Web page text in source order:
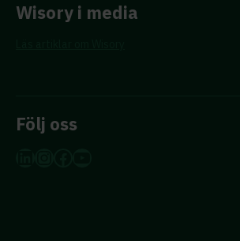
Wisory i media
Följ oss